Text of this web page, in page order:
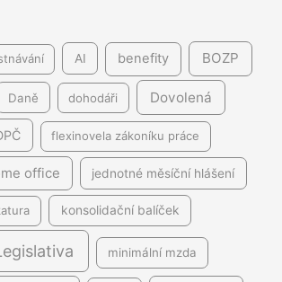
AI benefity BOZP
Daně dohodáři Dovolená
flexinovela zákoníku práce
office jednotné měsíční hlášení
konsolidační balíček
minimální mzda